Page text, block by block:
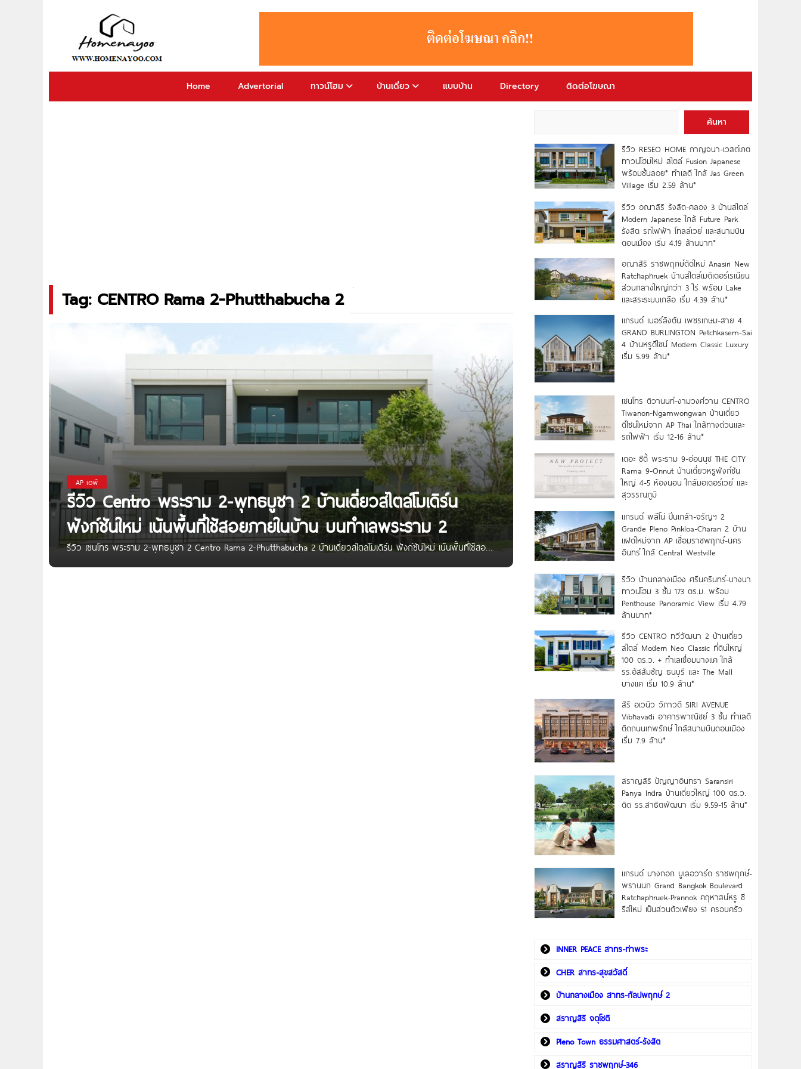
Home Advertorial ทาวน์โฮม บ้านเดี่ยว แบบบ้าน Directory ติดต่อโฆษณา
Tag: CENTRO Rama 2-Phutthabucha 2
AP เอพี
รีวิว Centro พระราม 2-พุทธบูชา 2 บ้านเดี่ยวสไตล์โมเดิร์น
ฟังก์ชันใหม่ เน้นพื้นที่ใช้สอยภายในบ้าน บนทำเลพระราม 2
รีวิว เซนโทร พระราม 2-พุทธบูชา 2 Centro Rama 2-Phutthabucha 2 บ้านเดี่ยวสไตล์โมเดิร์น ฟังก์ชันใหม่ เน้นพื้นที่ใช้สอย
ค้นหา
รีวิว RESEO HOME กาญจนา-เวสต์เกต
ทาวน์โฮมใหม่ สไตล์ Fusion Japanese
พร้อมชั้นลอย* ทำเลดี ใกล้ Jas Green
Village เริ่ม 2.59 ล้าน*
รีวิว อณาสิริ รังสิต-คลอง 3 บ้านสไตล์
Modern Japanese ใกล้ Future Park
รังสิต รถไฟฟ้า โทลล์เวย์ และสนามบิน
ดอนเมือง เริ่ม 4.19 ล้านบาท*
อณาสิริ ราชพฤกษ์ตัดใหม่ Anasiri New
Ratchaphruek บ้านสไตล์เมดิเตอร์เรเนียน
ส่วนกลางใหญ่กว่า 3 ไร่ พร้อม Lake
และสระระบบเกลือ เริ่ม 4.39 ล้าน*
แกรนด์ เบอร์ลิงตัน เพชรเกษม-สาย 4
GRAND BURLINGTON Petchkasem-Sai
4 บ้านหรูดีไซน์ Modern Classic Luxury
เริ่ม 5.99 ล้าน*
เซนโทร ติวานนท์-งามวงศ์วาน CENTRO
Tiwanon-Ngamwongwan บ้านเดี่ยว
ดีไซน์ใหม่จาก AP Thai ใกล้ทางด่วนและ
รถไฟฟ้า เริ่ม 12-16 ล้าน*
เดอะ ซิตี้ พระราม 9-อ่อนนุช THE CITY
Rama 9-Onnut บ้านเดี่ยวหรูฟังก์ชัน
ใหญ่ 4-5 ห้องนอน ใกล้มอเตอร์เวย์ และ
สุวรรณภูมิ
แกรนด์ พลีโน่ ปิ่นเกล้า-จรัญฯ 2
Grande Pleno Pinkloa-Charan 2 บ้าน
แฝดใหม่จาก AP เชื่อมราชพฤกษ์-นคร
อินทร์ ใกล้ Central Westville
รีวิว บ้านกลางเมือง ศรีนครินทร์-บางนา
ทาวน์โฮม 3 ชั้น 173 ตร.ม. พร้อม
Penthouse Panoramic View เริ่ม 4.79
ล้านบาท*
รีวิว CENTRO ทวีวัฒนา 2 บ้านเดี่ยว
สไตล์ Modern Neo Classic ที่ดินใหญ่
100 ตร.ว. + ทำเลเชื่อมบางแค ใกล้
รร.อัสสัมชัญ ธนบุรี และ The Mall
บางแค เริ่ม 10.9 ล้าน*
สิริ อเวนิว วิภาวดี SIRI AVENUE
Vibhavadi อาคารพาณิชย์ 3 ชั้น ทำเลดี
ติดถนนเทพรักษ์ ใกล้สนามบินดอนเมือง
เริ่ม 7.9 ล้าน*
สราญสิริ ปัญญาอินทรา Saransiri
Panya Indra บ้านเดี่ยวใหญ่ 100 ตร.ว.
ดิด รร.สาธิตพัฒนา เริ่ม 9.59-15 ล้าน*
แกรนด์ บางกอก บูเลอวาร์ด ราชพฤกษ์-
พรานนก Grand Bangkok Boulevard
Ratchaphruek-Prannok คฤหาสน์หรู ซี
รีส์ใหม่ เป็นส่วนตัวเพียง 51 ครอบครัว
INNER PEACE สาทร-ท่าพระ
CHER สาทร-สุขสวัสดิ์
บ้านกลางเมือง สาทร-กัลปพฤกษ์ 2
สราญสิริ จตุโชติ
Pleno Town ธรรมศาสตร์-รังสิต
สราญสิริ ราชพฤกษ์-346